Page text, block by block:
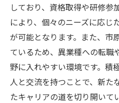
安定した職業に向
市原市での職業選
地元の就職活動を
市原市での転職を
安定した職業ガイド
市原市での安定職業、
しており、資格取得や研修参
により、個々のニーズに応じ
が可能となります。また、市
ているため、異業種への転職
野に入れやすい環境です。積
人と交流を持つことで、新た
たキャリアの道を切り開いて